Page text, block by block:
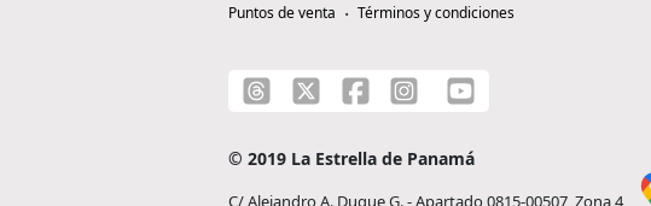
Puntos de venta
Términos y condiciones
© 2019 La Estrella de Panamá
C/ Alejandro A. Duque G. - Apartado 0815-00507, Zona 4